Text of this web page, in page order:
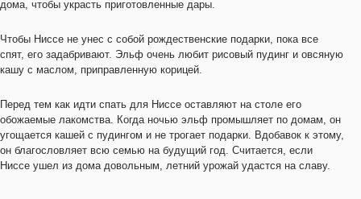
дома, чтобы украсть приготовленные дары.
Чтобы Ниссе не унес с собой рождественские подарки, пока все
спят, его задабривают. Эльф очень любит рисовый пудинг и овсяную
кашу с маслом, приправленную корицей.
Перед тем как идти спать для Ниссе оставляют на столе его
обожаемые лакомства. Когда ночью эльф промышляет по домам, он
угощается кашей с пудингом и не трогает подарки. Вдобавок к этому,
он благословляет всю семью на будущий год. Считается, если
Ниссе ушел из дома довольным, летний урожай удастся на славу.